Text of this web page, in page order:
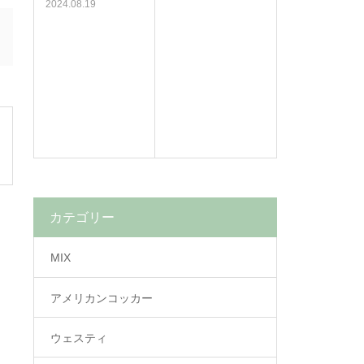
2024.08.19
カテゴリー
MIX
アメリカンコッカー
ウェスティ